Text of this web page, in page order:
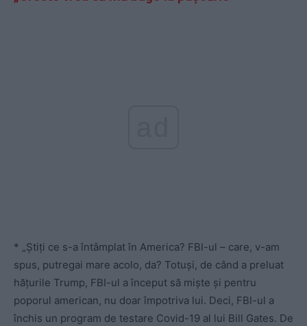
* „Știți ce s-a întâmplat în America? FBI-ul – care, v-am
spus, putregai mare acolo, da? Totuși, de când a preluat
hățurile Trump, FBI-ul a început să miște și pentru
poporul american, nu doar împotriva lui. Deci, FBI-ul a
închis un program de testare Covid-19 al lui Bill Gates. De